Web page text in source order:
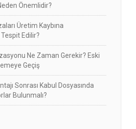
Önemlidir?
Üretim Kaybına
Edilir?
Ne Zaman Gerekir? Eski
Geçiş
Sonrası Kabul Dosyasında
Bulunmalı?